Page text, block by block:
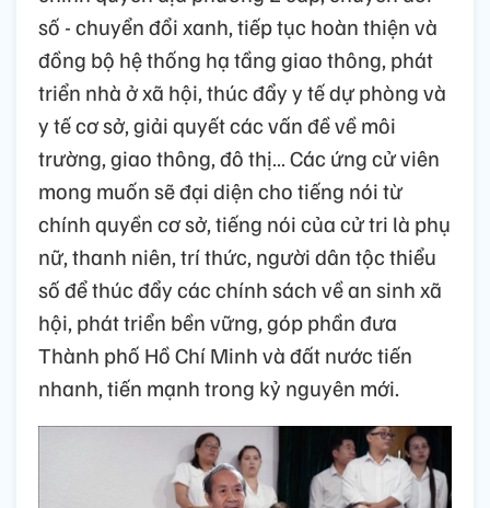
số - chuyển đổi xanh, tiếp tục hoàn thiện và
đồng bộ hệ thống hạ tầng giao thông, phát
triển nhà ở xã hội, thúc đẩy y tế dự phòng và
y tế cơ sở, giải quyết các vấn đề về môi
trường, giao thông, đô thị… Các ứng cử viên
mong muốn sẽ đại diện cho tiếng nói từ
chính quyền cơ sở, tiếng nói của cử tri là phụ
nữ, thanh niên, trí thức, người dân tộc thiểu
số để thúc đẩy các chính sách về an sinh xã
hội, phát triển bền vững, góp phần đưa
Thành phố Hồ Chí Minh và đất nước tiến
nhanh, tiến mạnh trong kỷ nguyên mới.